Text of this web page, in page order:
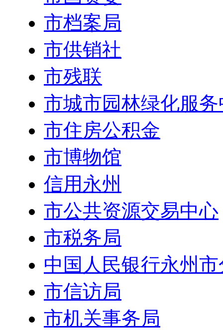
市档案局
市供销社
市残联
市城市园林绿化服
市住房公积金
市博物馆
信用永州
市公共资源交易中心
市税务局
中国人民银行永州
市信访局
市机关事务局